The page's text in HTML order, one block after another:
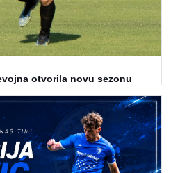
otvorila novu sezonu